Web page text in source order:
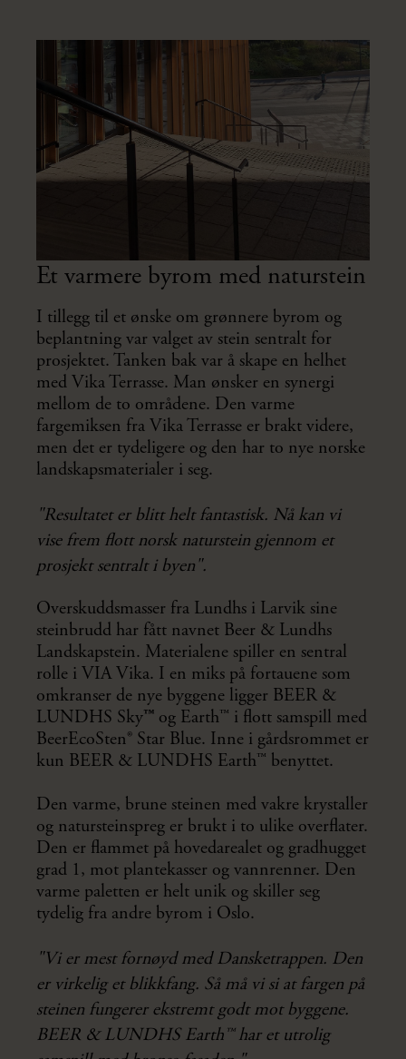
Et varmere byrom med naturstein
I tillegg til et ønske om grønnere byrom og
beplantning var valget av stein sentralt for
prosjektet. Tanken bak var å skape en helhet
med Vika Terrasse. Man ønsker en synergi
mellom de to områdene. Den varme
fargemiksen fra Vika Terrasse er brakt videre,
men det er tydeligere og den har to nye norske
landskapsmaterialer i seg.
"Resultatet er blitt helt fantastisk. Nå kan vi
vise frem flott norsk naturstein gjennom et
prosjekt sentralt i byen".
Overskuddsmasser fra Lundhs i Larvik sine
steinbrudd har fått navnet Beer & Lundhs
Landskapstein. Materialene spiller en sentral
rolle i VIA Vika. I en miks på fortauene som
omkranser de nye byggene ligger BEER &
LUNDHS Sky™ og Earth™ i flott samspill med
BeerEcoSten® Star Blue. Inne i gårdsrommet er
kun BEER & LUNDHS Earth™ benyttet.
Den varme, brune steinen med vakre krystaller
og natursteinspreg er brukt i to ulike overflater.
Den er flammet på hovedarealet og gradhugget
grad 1, mot plantekasser og vannrenner. Den
varme paletten er helt unik og skiller seg
tydelig fra andre byrom i Oslo.
"Vi er mest fornøyd med Dansketrappen. Den
er virkelig et blikkfang. Så må vi si at fargen på
steinen fungerer ekstremt godt mot byggene.
BEER & LUNDHS Earth™ har et utrolig